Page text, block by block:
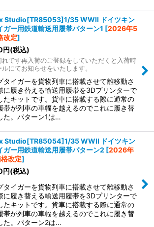
Studio[TR85053]1/35 WWII ドイツキン
ガー用鉄道輸送用履帯パターン1 [2026年5
改定]
円(税込)
れです再入荷のご登録をしていただくと入荷時
ルにてお知らせをいたします。
タイガーを貨物列車に搭載させて離移動さ
に履き替える輸送用履帯を3Dプリンターで
たキットです。貨車に搭載する際に通常の
帯が列車の車幅を越えるのでこれに履き替
た。パターン1は…
Studio[TR85054]1/35 WWII ドイツキン
ガー用鉄道輸送用履帯パターン2 [2026年
改定]
円(税込)
タイガーを貨物列車に搭載させて離移動さ
に履き替える輸送用履帯を3Dプリンターで
たキットです。貨車に搭載する際に通常の
帯が列車の車幅を越えるのでこれに履き替
た。パターン2は…